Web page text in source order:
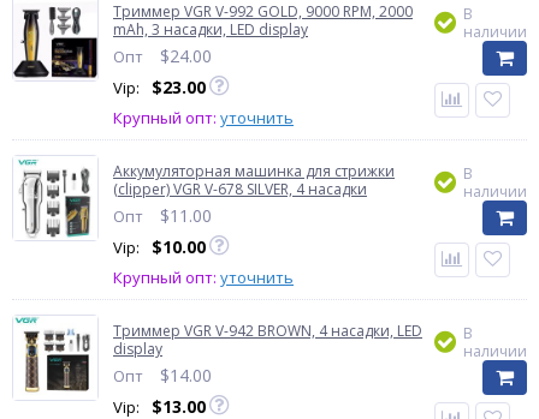
Триммер VGR V-992 GOLD, 9000 RPM, 2000
mAh, 3 насадки, LED display
Опт $24.00
Vip: $23.00
Крупный опт: уточнить
В
наличии
Аккумуляторная машинка для стрижки
(clipper) VGR V-678 SILVER, 4 насадки
Опт $11.00
Vip: $10.00
Крупный опт: уточнить
В
наличии
Триммер VGR V-942 BROWN, 4 насадки, LED
display
Опт $14.00
Vip: $13.00
В
наличии